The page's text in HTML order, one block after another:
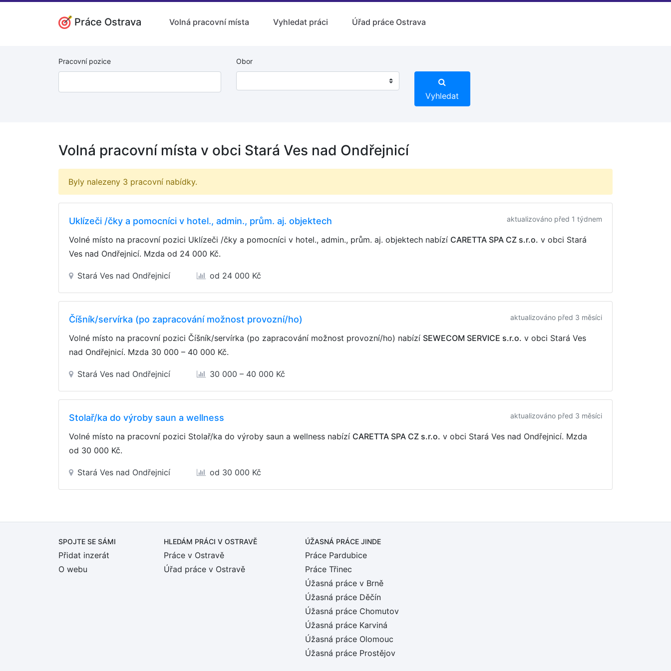
Práce Ostrava Volná pracovní místa Vyhledat práci Úřad práce Ostrava
Pracovní pozice Obor
Vyhledat
Volná pracovní místa v obci Stará Ves nad Ondřejnicí
Byly nalezeny 3 pracovní nabídky.
Uklízeči /čky a pomocníci v hotel., admin., prům. aj. objektech aktualizováno před 1 týdnem
Volné místo na pracovní pozici Uklízeči /čky a pomocníci v hotel., admin., prům. aj. objektech nabízí CARETTA SPA CZ s.r.o. v obci Stará
Ves nad Ondřejnicí. Mzda od 24 000 Kč.
Stará Ves nad Ondřejnicí od 24 000 Kč
Číšník/servírka (po zapracování možnost provozní/ho) aktualizováno před 3 měsíci
Volné místo na pracovní pozici Číšník/servírka (po zapracování možnost provozní/ho) nabízí SEWECOM SERVICE s.r.o. v obci Stará Ves
nad Ondřejnicí. Mzda 30 000 – 40 000 Kč.
Stará Ves nad Ondřejnicí 30 000 – 40 000 Kč
Stolař/ka do výroby saun a wellness aktualizováno před 3 měsíci
Volné místo na pracovní pozici Stolař/ka do výroby saun a wellness nabízí CARETTA SPA CZ s.r.o. v obci Stará Ves nad Ondřejnicí. Mzda
od 30 000 Kč.
Stará Ves nad Ondřejnicí od 30 000 Kč
SPOJTE SE SÁMI
Přidat inzerát
O webu
HLEDÁM PRÁCI V OSTRAVĚ
Práce v Ostravě
Úřad práce v Ostravě
ÚŽASNÁ PRÁCE JINDE
Práce Pardubice
Práce Třinec
Úžasná práce v Brně
Úžasná práce Děčín
Úžasná práce Chomutov
Úžasná práce Karviná
Úžasná práce Olomouc
Úžasná práce Prostějov